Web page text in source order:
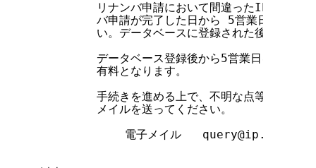
リナンバ申請において間違ったIPアドレス
バ申請が完了した日から 5営業日以内に下
い。データベースに登録された後でも、無
データベース登録後から5営業日を過ぎて
        有料となります。
手続きを進める上で、不明な点等がある場
        メイルを送ってください。
電子メイル